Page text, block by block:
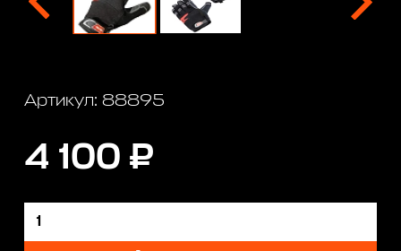
Артикул: 88895
4 100 ₽